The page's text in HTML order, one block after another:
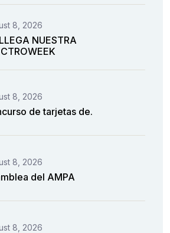
8, 2026
NUESTRA
8, 2026
de tarjetas de.
8, 2026
del AMPA
8, 2026